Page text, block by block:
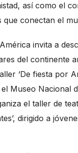
así como el
que conectan el
invita a
del continente
‘De fiesta por
Museo Nacional
el taller de
dirigido a